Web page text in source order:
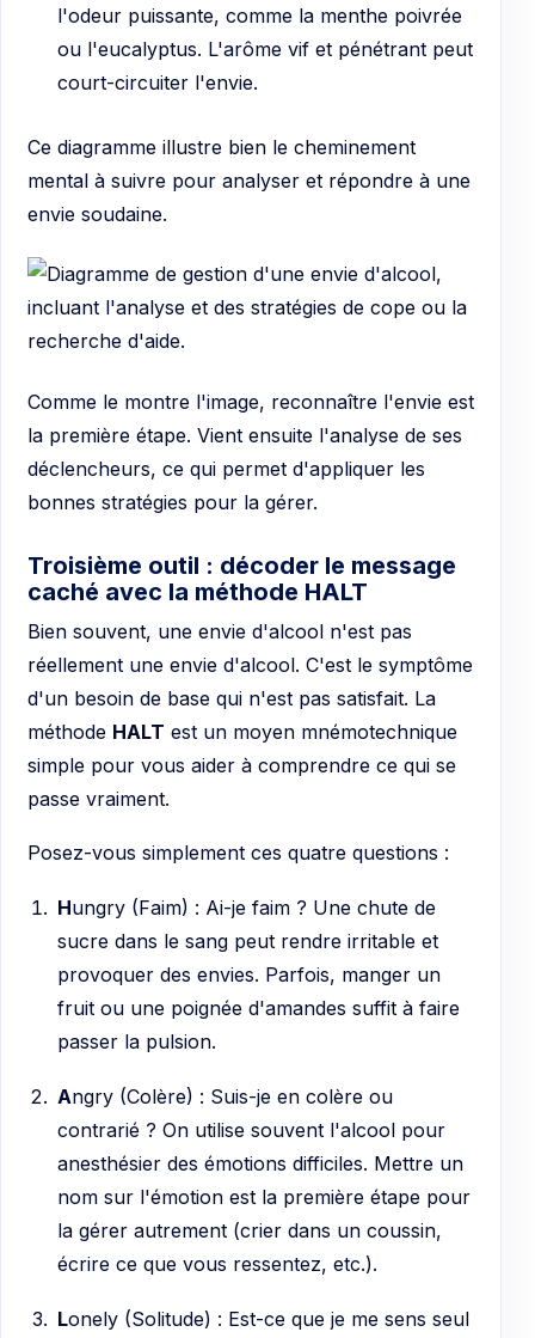
l'odeur puissante, comme la menthe poivrée
ou l'eucalyptus. L'arôme vif et pénétrant peut
court-circuiter l'envie.
Ce diagramme illustre bien le cheminement
mental à suivre pour analyser et répondre à une
envie soudaine.
Comme le montre l'image, reconnaître l'envie est
la première étape. Vient ensuite l'analyse de ses
déclencheurs, ce qui permet d'appliquer les
bonnes stratégies pour la gérer.
Troisième outil : décoder le message
caché avec la méthode HALT
Bien souvent, une envie d'alcool n'est pas
réellement une envie d'alcool. C'est le symptôme
d'un besoin de base qui n'est pas satisfait. La
méthode HALT est un moyen mnémotechnique
simple pour vous aider à comprendre ce qui se
passe vraiment.
Posez-vous simplement ces quatre questions :
Hungry (Faim) : Ai-je faim ? Une chute de
sucre dans le sang peut rendre irritable et
provoquer des envies. Parfois, manger un
fruit ou une poignée d'amandes suffit à faire
passer la pulsion.
Angry (Colère) : Suis-je en colère ou
contrarié ? On utilise souvent l'alcool pour
anesthésier des émotions difficiles. Mettre un
nom sur l'émotion est la première étape pour
la gérer autrement (crier dans un coussin,
écrire ce que vous ressentez, etc.).
Lonely (Solitude) : Est-ce que je me sens seul